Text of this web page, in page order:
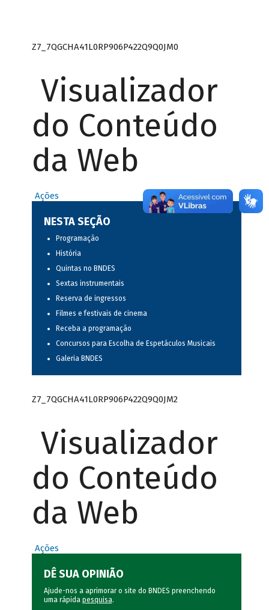
Z7_7QGCHA41L0RP906P422Q9Q0JM0
Visualizador
do Conteúdo
da Web
Ações
NESTA SEÇÃO
Programação
História
Quintas no BNDES
Sextas instrumentais
Reserva de ingressos
Filmes e festivais de cinema
Receba a programação
Concursos para Escolha de Espetáculos Musicais
Galeria BNDES
Z7_7QGCHA41L0RP906P422Q9Q0JM2
Visualizador
do Conteúdo
da Web
Ações
DÊ SUA OPINIÃO
Ajude-nos a aprimorar o site do BNDES preenchendo
uma rápida pesquisa.